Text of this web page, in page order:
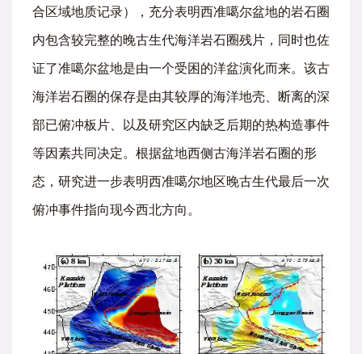
合区域地质记录），充分表明西准噶尔盆地的岩石圈
内包含较完整的晚古生代海洋岩石圈残片，同时也佐
证了准噶尔盆地是由一个受困的洋盆演化而来。该古
海洋岩石圈的保存是由其较厚的海洋地壳、断离的深
部已俯冲板片、以及研究区内缺乏后期的热构造事件
等因素共同决定。根据盆地西侧古海洋岩石圈的形
态，研究进一步表明西准噶尔地区晚古生代最后一次
俯冲事件指向现今西北方向。